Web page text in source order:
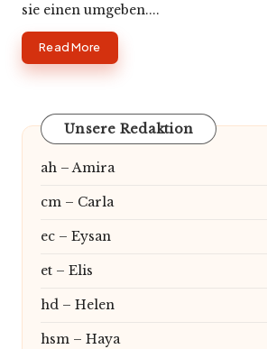
sie einen umgeben....
Read More
Unsere Redaktion
ah – Amira
cm – Carla
ec – Eysan
et – Elis
hd – Helen
hsm – Haya